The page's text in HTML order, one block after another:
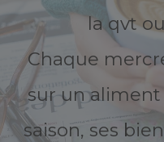
la qvt
Chaque
sur un
saison, ses